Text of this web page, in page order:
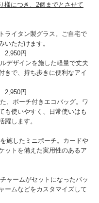
様につき、2個までとさせて
ライタン製グラス。ご自宅で
いただけます。
2,950円
デザインを施した軽量で丈夫
きで、持ち歩きに便利なアイ
2,950円
、ポーチ付きエコバッグ。ワ
も使いやすく、日常使いはも
躍します。
施したミニポーチ。カードや
ットを備えた実用性のあるア
ャームがセットになったバッ
ームなどをカスタマイズして